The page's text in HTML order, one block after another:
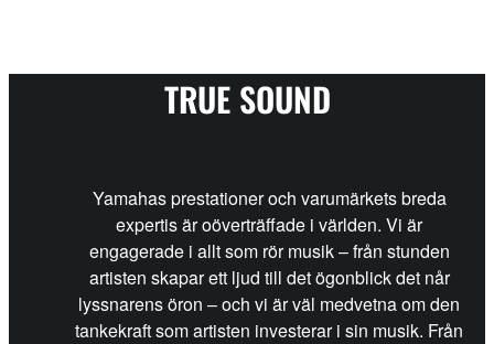
TRUE SOUND
Yamahas prestationer och varumärkets breda
expertis är oöverträffade i världen. Vi är
engagerade i allt som rör musik – från stunden
artisten skapar ett ljud till det ögonblick det når
lyssnarens öron – och vi är väl medvetna om den
tankekraft som artisten investerar i sin musik. Från